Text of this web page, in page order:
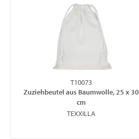
T10073
Zuziehbeutel aus Baumwolle, 25 x 30
cm
TEXXILLA